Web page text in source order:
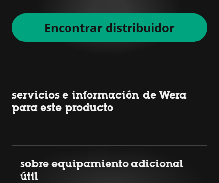
Encontrar distribuidor
servicios e información de Wera
para este producto
sobre equipamiento adicional
útil